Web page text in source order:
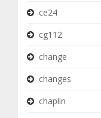
ce24
cg112
change
changes
chaplin